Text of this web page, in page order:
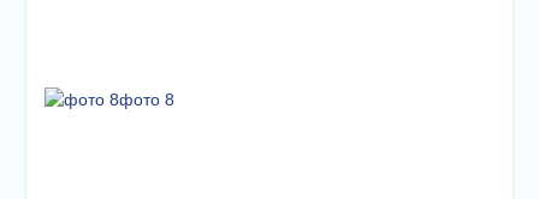
фото 8